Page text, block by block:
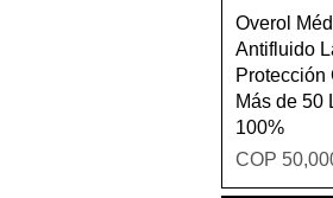
Overol
Antifluido
Protección
Más de 50
100%
Price
COP